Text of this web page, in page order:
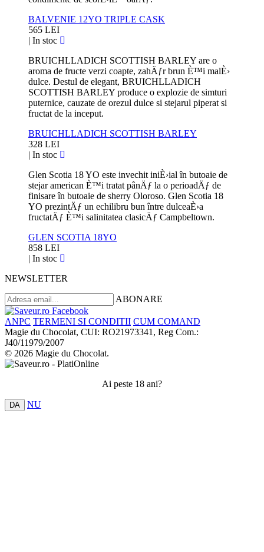
BALVENIE 12YO TRIPLE CASK
565 LEI
In stoc
BRUICHLLADICH SCOTTISH BARLEY are o
aroma de fructe verzi coapte, zahÄƒr brun È™i malÈ›
dulce. Destul de elegant, BRUICHLLADICH
SCOTTISH BARLEY produce o explozie de simturi
puternice, cauzate de orezul dulce si stejarul piperat si
fructat de la inceput.
BRUICHLLADICH SCOTTISH BARLEY
328 LEI
In stoc
Glen Scotia 18 YO este invechit iniÈ›ial în butoaie de
stejar american È™i tratat pânÄƒ la o perioadÄƒ de
finisare în butoaie de sherry Oloroso. Glen Scotia 18
YO prezintÄƒ un echilibru bun între dulceaÈ›a
fructatÄƒ È™i salinitatea clasicÄƒ Campbeltown.
GLEN SCOTIA 18YO
858 LEI
In stoc
NEWSLETTER
ABONARE
ANPC TERMENI SI CONDITII CUM COMAND
Magie du Chocolat, CUI: RO21973341, Reg Com.:
J40/11979/2007
© 2026 Magie du Chocolat.
Ai peste 18 ani?
DA NU